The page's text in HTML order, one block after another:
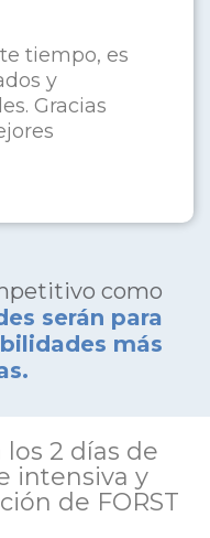
tiempo, es
y
Gracias
como
serán para
más
2 días de
intensiva y
de FORST